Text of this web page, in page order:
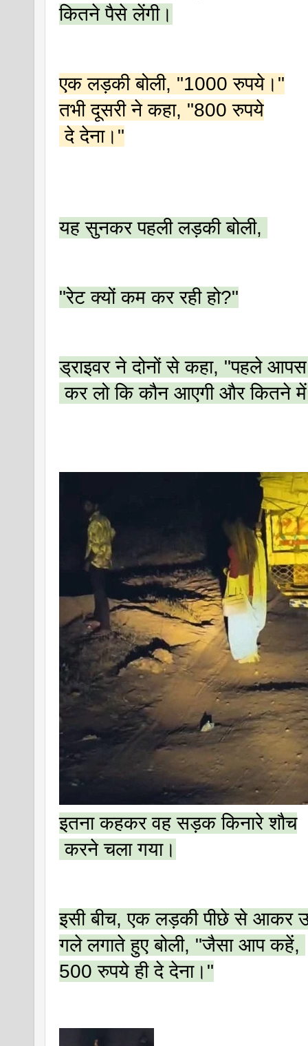
कितने पैसे लेंगी।
एक लड़की बोली, "1000 रुपये।"
तभी दूसरी ने कहा, "800 रुपये
दे देना।"
यह सुनकर पहली लड़की बोली,
"रेट क्यों कम कर रही हो?"
ड्राइवर ने दोनों से कहा, "पहले
कर लो कि कौन आएगी और कितने
इतना कहकर वह सड़क किनारे शौच
करने चला गया।
इसी बीच, एक लड़की पीछे से आकर
गले लगाते हुए बोली, "जैसा आप कहें,
500 रुपये ही दे देना।"